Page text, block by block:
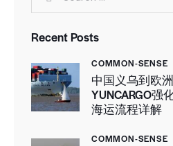
Recent Posts
COMMON-SENSE
中国义乌到欧
YUNCARGO强
海运流程详解
COMMON-SENSE